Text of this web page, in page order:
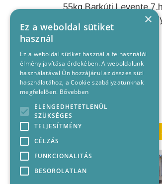
55kg Barkúti Levente
60kg Takács Péter
KORÁBBI
×
Ez a weboldal sütiket
használ
Ez a weboldal sütiket használ a felhasználói
élmény javítása érdekében. A weboldalunk
használatával Ön hozzájárul az összes süti
használatához, a Cookie szabályzatunknak
megfelelően. Bővebben
ELENGEDHETETLENÜL
SZÜKSÉGES
TELJESÍTMÉNY
CÉLZÁS
FUNKCIONALITÁS
BESOROLATLAN